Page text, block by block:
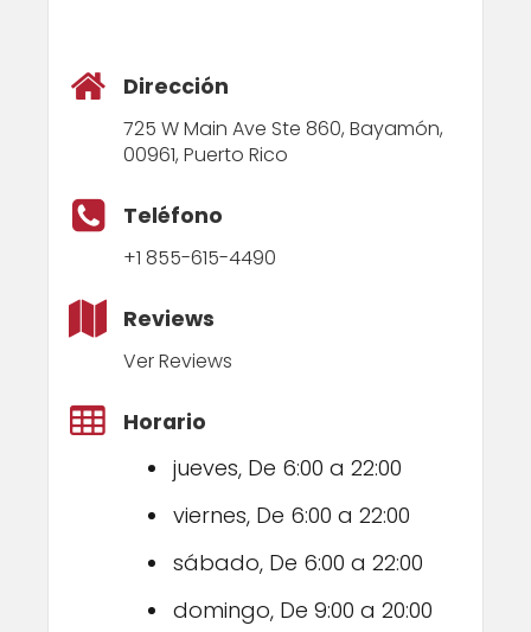
Dirección
725 W Main Ave Ste 860, Bayamón,
00961, Puerto Rico
Teléfono
+1 855-615-4490
Reviews
Ver Reviews
Horario
jueves, De 6:00 a 22:00
viernes, De 6:00 a 22:00
sábado, De 6:00 a 22:00
domingo, De 9:00 a 20:00